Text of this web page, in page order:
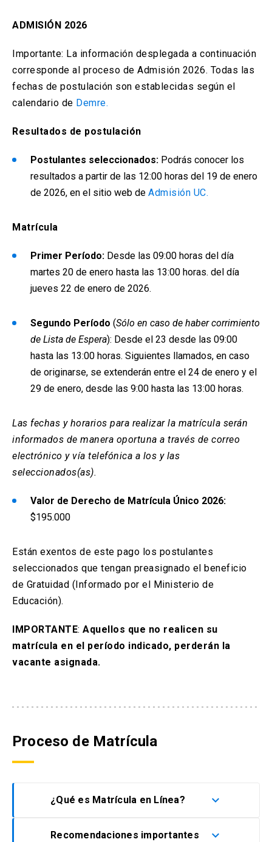
ADMISIÓN 2026
Importante: La información desplegada a continuación
corresponde al proceso de Admisión 2026. Todas las
fechas de postulación son establecidas según el
calendario de Demre.
Resultados de postulación
Postulantes seleccionados: Podrás conocer los
resultados a partir de las 12:00 horas del 19 de enero
de 2026, en el sitio web de Admisión UC.
Matrícula
Primer Período: Desde las 09:00 horas del día
martes 20 de enero hasta las 13:00 horas. del día
jueves 22 de enero de 2026.
Segundo Período (Sólo en caso de haber corrimiento
de Lista de Espera): Desde el 23 desde las 09:00
hasta las 13:00 horas. Siguientes llamados, en caso
de originarse, se extenderán entre el 24 de enero y el
29 de enero, desde las 9:00 hasta las 13:00 horas.
Las fechas y horarios para realizar la matrícula serán
informados de manera oportuna a través de correo
electrónico y vía telefónica a los y las
seleccionados(as).
Valor de Derecho de Matrícula Único 2026:
$195.000
Están exentos de este pago los postulantes
seleccionados que tengan preasignado el beneficio
de Gratuidad (Informado por el Ministerio de
Educación).
IMPORTANTE: Aquellos que no realicen su
matrícula en el período indicado, perderán la
vacante asignada.
Proceso de Matrícula
¿Qué es Matrícula en Línea? keyboard_arrow_down
La Pontificia Universidad Católica de Chile
Recomendaciones importantes keyboard_arrow_down